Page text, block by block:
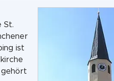
St.
ist
gehört